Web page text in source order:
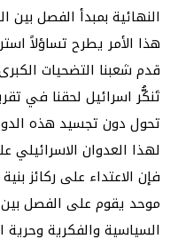
النهائية بمبدأ الفصل
هذا الأمر يطرح تساؤلاً
قدم شعبنا التضحيات
تَنكُّر اسرائيل لحقنا في
تحول دون تجسيد هذه
لهذا العدوان الاسرائيلي
فإن الاعتداء على ركائز
موحد يقوم على الفصل
السياسية والفكرية وحرية